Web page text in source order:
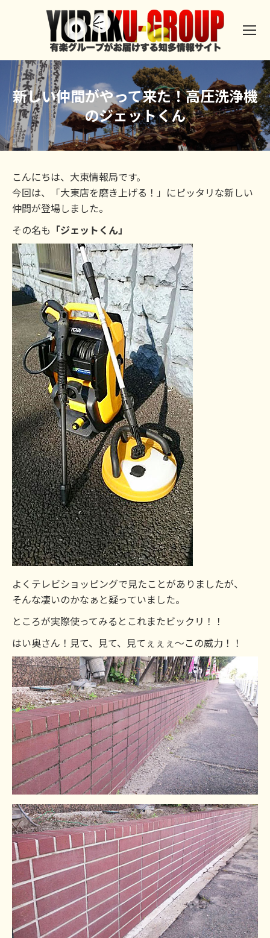
新しい仲間がやって来た！高圧洗浄機
のジェットくん
こんにちは、大東情報局です。
今回は、「大東店を磨き上げる！」にピッタリな新しい
仲間が登場しました。
その名も 「ジェットくん」
よくテレビショッピングで見たことがありましたが、
そんな凄いのかなぁと疑っていました。
ところが実際使ってみるとこれまたビックリ！！
はい奥さん！見て、見て、見てぇぇぇ～この威力！！